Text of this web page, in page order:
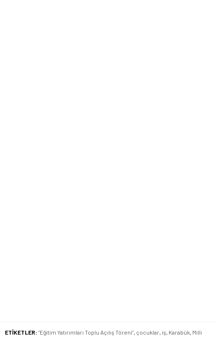
ETİKETLER: "Eğitim Yatırımları Toplu Açılış Töreni", çocuklar, iş, Karabük, Milli